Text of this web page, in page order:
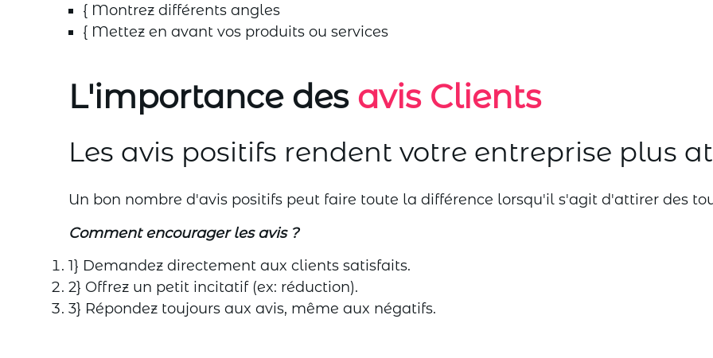
{ Montrez différents angles
{ Mettez en avant vos produits ou services
L'importance des avis Clients
Les avis positifs rendent votre entreprise plus
Un bon nombre d'avis positifs peut faire toute la différence lorsqu'il s'agit d'attirer des
Comment encourager les avis ?
1} Demandez directement aux clients satisfaits.
2} Offrez un petit incitatif (ex: réduction).
3} Répondez toujours aux avis, même aux négatifs.